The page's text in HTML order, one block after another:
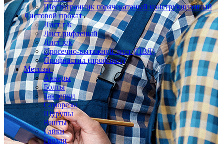
Шестигранник горячекатаный конструкционный
Листовой прокат
Лист г/к
Лист рифленый
Лист х/к
Просечно-вытяжной лист (ПВЛ)
Профнастил (профлист)
Метизы
Анкеры
Болты
Заклепки
Саморезы
Шурупы
Винты
Гайки
Гвозди